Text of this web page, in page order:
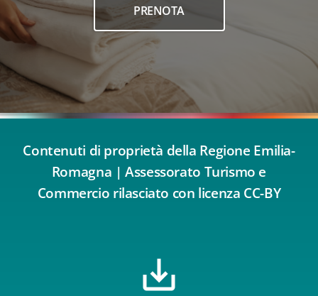
PRENOTA
Contenuti di proprietà della Regione Emilia-
Romagna | Assessorato Turismo e
Commercio rilasciato con licenza CC-BY